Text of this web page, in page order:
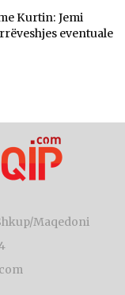
Kurtin: Jemi
eventuale
Maqedoni